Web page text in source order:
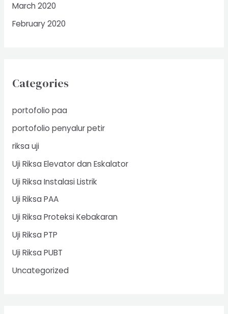
March 2020
February 2020
Categories
portofolio paa
portofolio penyalur petir
riksa uji
Uji Riksa Elevator dan Eskalator
Uji Riksa Instalasi Listrik
Uji Riksa PAA
Uji Riksa Proteksi Kebakaran
Uji Riksa PTP
Uji Riksa PUBT
Uncategorized